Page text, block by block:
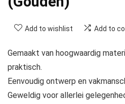
Add to wishlist Add to
Gemaakt van hoogwaardig
praktisch.
Eenvoudig ontwerp en
Geweldig voor allerlei